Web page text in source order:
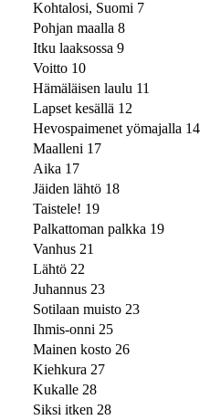
Kohtalosi, Suomi 7
Pohjan maalla 8
Itku laaksossa 9
Voitto 10
Hämäläisen laulu 11
Lapset kesällä 12
Hevospaimenet yömajalla 14
Maalleni 17
Aika 17
Jäiden lähtö 18
Taistele! 19
Palkattoman palkka 19
Vanhus 21
Lähtö 22
Juhannus 23
Sotilaan muisto 23
Ihmis-onni 25
Mainen kosto 26
Kiehkura 27
Kukalle 28
Siksi itken 28